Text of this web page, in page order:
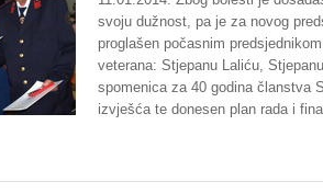
svoju dužnost, pa je za novog
proglašen počasnim
veterana: Stjepanu Laliću,
spomenica za 40 godina članstva
izvješća te donesen plan rada i